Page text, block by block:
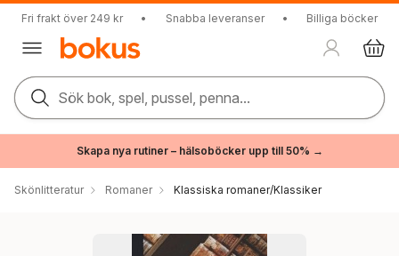
Fri frakt över 249 kr • Snabba leveranser • Billiga böcker
Sök bok, spel, pussel, penna...
Skapa nya rutiner – hälsoböcker upp till 50% →
Skönlitteratur Romaner Klassiska romaner/Klassiker